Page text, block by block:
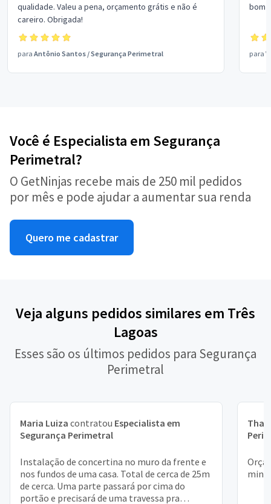
qualidade. Valeu a pena, orçamento grátis e não é
careiro. Obrigada!
para Antônio Santos /Segurança Perimetral
bom
para
Você é Especialista em Segurança
Perimetral?
O GetNinjas recebe mais de 250 mil pedidos
por mês e pode ajudar a aumentar sua renda
Quero me cadastrar
Veja alguns pedidos similares em Três
Lagoas
Esses são os últimos pedidos para Segurança
Perimetral
Maria Luiza contratou Especialista em
Segurança Perimetral
Instalação de concertina no muro da frente e
nos fundos de uma casa. Total de cerca de 25m
de cerca. Uma parte passará por cima do
portão e precisará de uma travessa pra